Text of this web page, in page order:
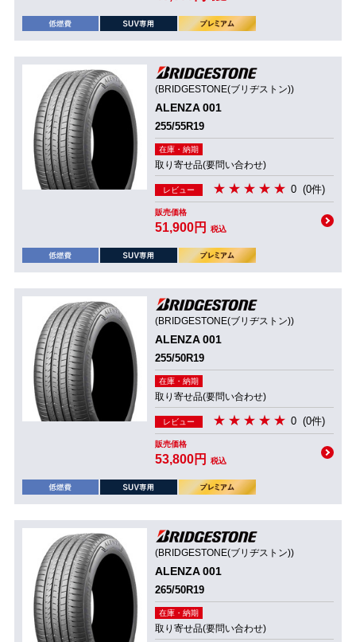
(BRIDGESTONE(ブリヂストン))
ALENZA 001
255/55R19
在庫・納期
取り寄せ品(要問い合わせ)
レビュー 0 (0件)
販売価格
51,900円 税込
(BRIDGESTONE(ブリヂストン))
ALENZA 001
255/50R19
在庫・納期
取り寄せ品(要問い合わせ)
レビュー 0 (0件)
販売価格
53,800円 税込
(BRIDGESTONE(ブリヂストン))
ALENZA 001
265/50R19
在庫・納期
取り寄せ品(要問い合わせ)